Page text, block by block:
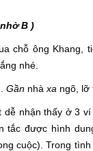
B )
chỗ ông Khang,
nhé.
Gần nhà xa ngõ, lỡ
nhận thấy ở 3 ví
tắc được hình
cuộc). Trong